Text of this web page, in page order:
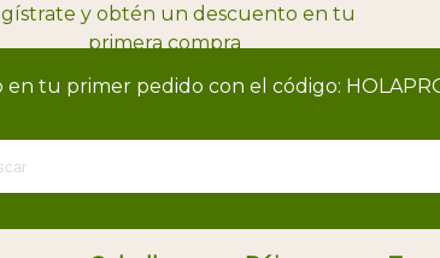
y obtén un descuento en tu
primera compra
en tu primer pedido con el código: